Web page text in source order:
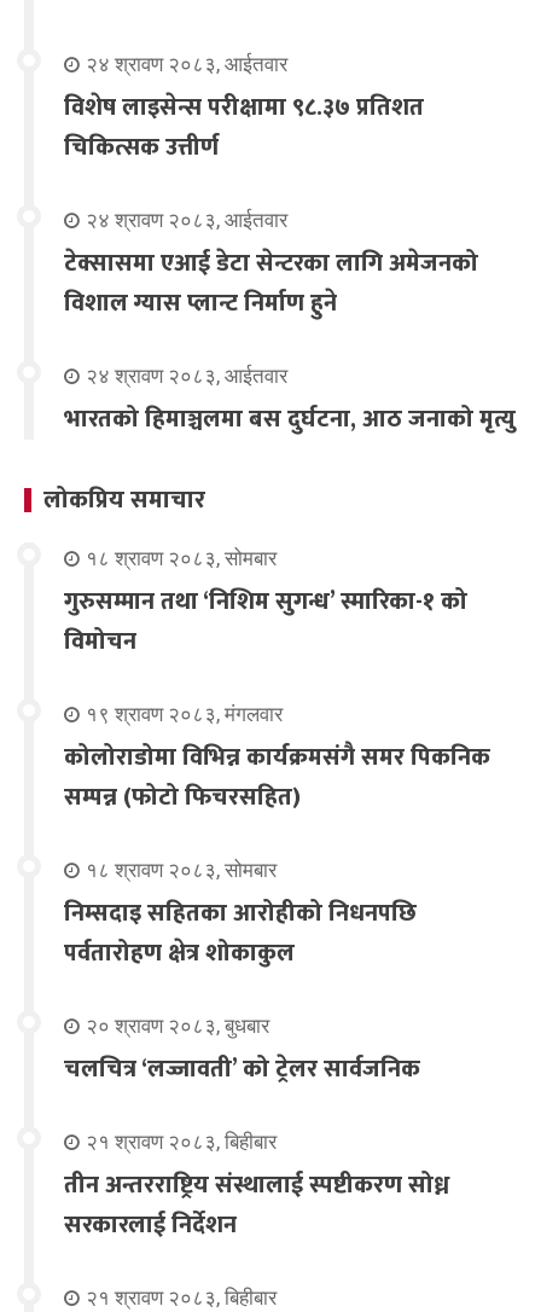
२४ श्रावण २०८३, आईतवार
विशेष लाइसेन्स परीक्षामा ९८.३७ प्रतिशत
चिकित्सक उत्तीर्ण
२४ श्रावण २०८३, आईतवार
टेक्सासमा एआई डेटा सेन्टरका लागि अमेजनको
विशाल ग्यास प्लान्ट निर्माण हुने
२४ श्रावण २०८३, आईतवार
भारतको हिमाञ्चलमा बस दुर्घटना, आठ जनाको मृत्यु
लोकप्रिय समाचार
१८ श्रावण २०८३, सोमबार
गुरुसम्मान तथा ‘निशिम सुगन्ध’ स्मारिका-१ को
विमोचन
१९ श्रावण २०८३, मंगलवार
कोलोराडोमा विभिन्न कार्यक्रमसंगै समर पिकनिक
सम्पन्न (फोटो फिचरसहित)
१८ श्रावण २०८३, सोमबार
निम्सदाइ सहितका आरोहीको निधनपछि
पर्वतारोहण क्षेत्र शोकाकुल
२० श्रावण २०८३, बुधबार
चलचित्र ‘लज्जावती’ को ट्रेलर सार्वजनिक
२१ श्रावण २०८३, बिहीबार
तीन अन्तरराष्ट्रिय संस्थालाई स्पष्टीकरण सोध्न
सरकारलाई निर्देशन
२१ श्रावण २०८३, बिहीबार